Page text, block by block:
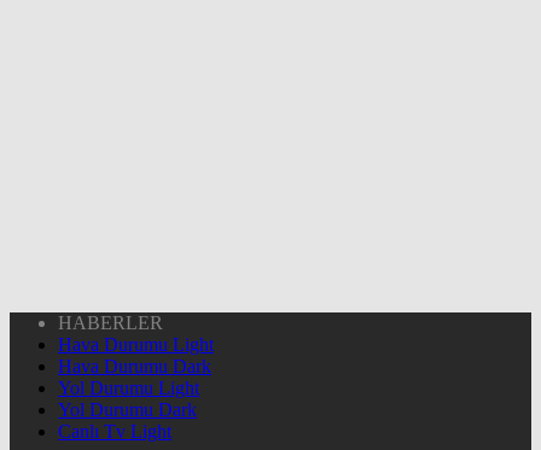
HABERLER
Hava Durumu Light
Hava Durumu Dark
Yol Durumu Light
Yol Durumu Dark
Canlı Tv Light